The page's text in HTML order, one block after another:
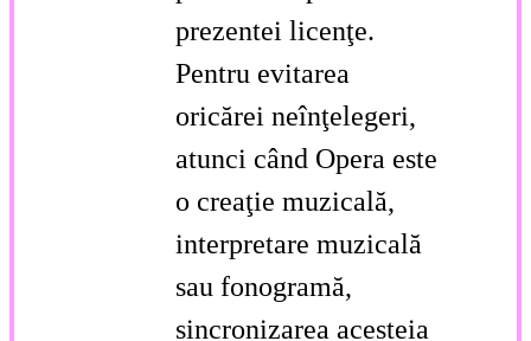
prezentei licenţe.
Pentru evitarea
oricărei neînţelegeri,
atunci când Opera este
o creaţie muzicală,
interpretare muzicală
sau fonogramă,
sincronizarea acesteia